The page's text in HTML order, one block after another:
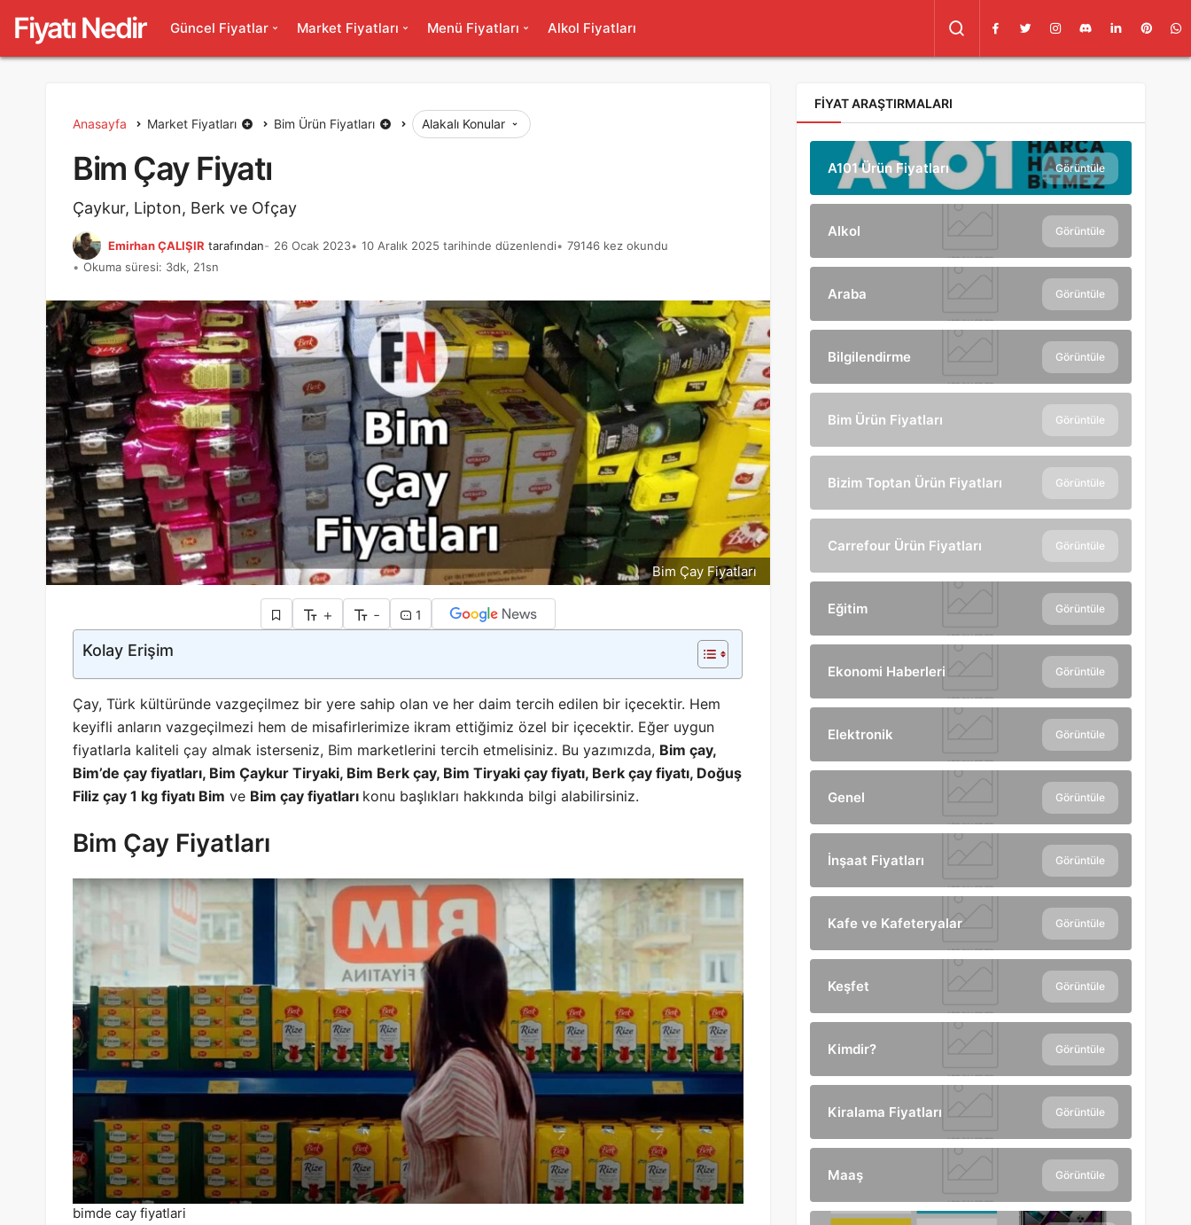
Fiyatı Nedir Güncel Fiyatlar Market Fiyatları Menü Fiyatları Alkol Fiyatları
Anasayfa Market Fiyatları Bim Ürün Fiyatları Alakalı Konular
Bim Çay Fiyatı
Çaykur, Lipton, Berk ve Ofçay
Emirhan ÇALIŞIR tarafından 26 Ocak 2023 10 Aralık 2025 tarihinde düzenlendi
79146 kez okundu
Okuma süresi: 3dk, 21sn
Bim Çay Fiyatları
+ - 1
Kolay Erişim
Çay, Türk kültüründe vazgeçilmez bir yere sahip olan ve her daim tercih edilen bir içecektir. Hem
keyifli anların vazgeçilmezi hem de misafirlerimize ikram ettiğimiz özel bir içecektir. Eğer uygun
fiyatlarla kaliteli çay almak isterseniz, Bim marketlerini tercih etmelisiniz. Bu yazımızda, Bim çay,
Bim’de çay fiyatları, Bim Çaykur Tiryaki, Bim Berk çay, Bim Tiryaki çay fiyatı, Berk çay fiyatı, Doğuş
Filiz çay 1 kg fiyatı Bim ve Bim çay fiyatları konu başlıkları hakkında bilgi alabilirsiniz.
Bim Çay Fiyatları
bimde cay fiyatlari
FIYAT ARAŞTIRMALARI
A101 Ürün Fiyatları Görüntüle
Alkol Görüntüle
Araba Görüntüle
Bilgilendirme Görüntüle
Bim Ürün Fiyatları Görüntüle
Bizim Toptan Ürün Fiyatları Görüntüle
Carrefour Ürün Fiyatları Görüntüle
Eğitim Görüntüle
Ekonomi Haberleri Görüntüle
Elektronik Görüntüle
Genel Görüntüle
İnşaat Fiyatları Görüntüle
Kafe ve Kafeteryalar Görüntüle
Keşfet Görüntüle
Kimdir? Görüntüle
Kiralama Fiyatları Görüntüle
Maaş Görüntüle